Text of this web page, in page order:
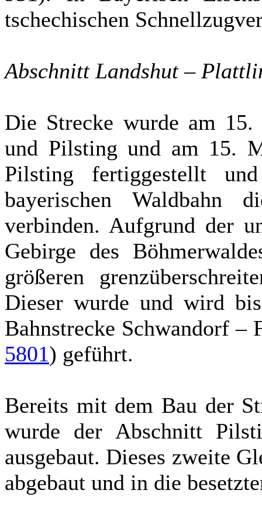
tschechischen
Abschnitt Landshut –
Die Strecke wurde am
und Pilsting und am 15.
Pilsting fertiggestellt
bayerischen Waldbahn
verbinden. Aufgrund der
Gebirge des
größeren
Dieser wurde und wird
Bahnstrecke Schwandorf –
5801) geführt.
Bereits mit dem Bau der
wurde der Abschnitt
ausgebaut. Dieses zweite
abgebaut und in die